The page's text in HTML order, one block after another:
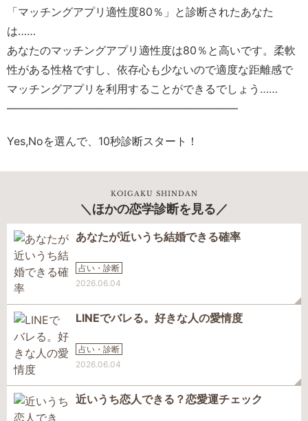
「マッチングアプリ適性度80％」と診断されたあなた
は……
あなたのマッチングアプリ適性度は80％と高いです。柔軟
性がある性格ですし、依存心も少ないので適度な距離感で
マッチングアプリを利用することができるでしょう……
—————————————————————
Yes,Noを選んで、10秒診断スタート！
KOIGAKU SHINDAN
ほかの恋学診断を見る
あなたが近いうち結婚できる確率
占い・診断
2026.06.04
LINEでバレる。好きな人の愛情度
占い・診断
2026.06.04
近いうち恋人できる？恋愛運チェック